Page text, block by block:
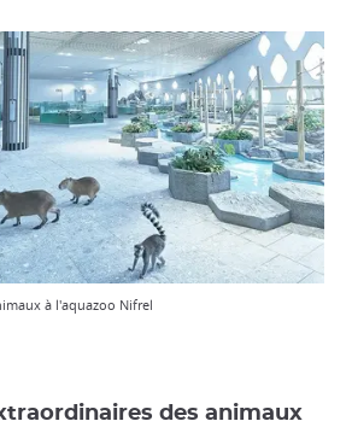
à l'aquazoo Nifrel
des animaux